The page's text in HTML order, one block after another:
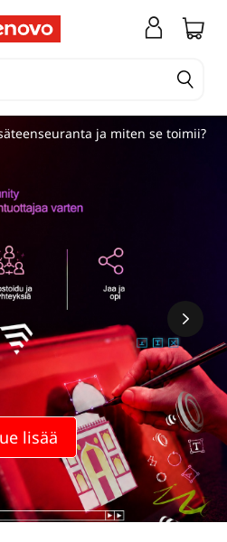
lisää
ja miten se toimii?